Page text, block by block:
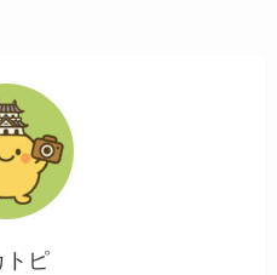
トピ